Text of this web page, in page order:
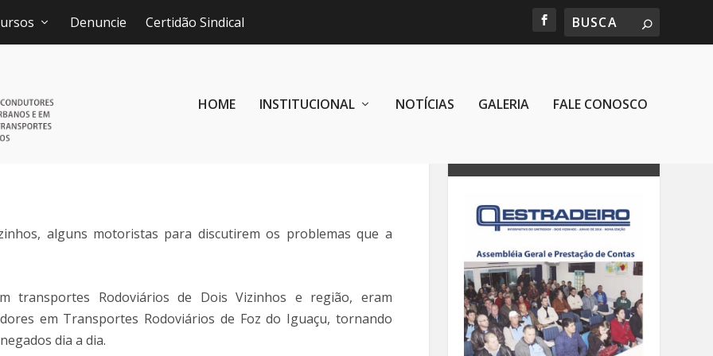
Denuncie Certidão Sindical
HOME INSTITUCIONAL NOTÍCIAS GALERIA FALE CONOSCO
alguns motoristas para discutirem os problemas que a
transportes Rodoviários de Dois Vizinhos e região, eram
em Transportes Rodoviários de Foz do Iguaçu, tornando
dia a dia.